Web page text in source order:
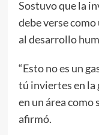
Sostuvo que la
debe verse
al desarrollo
“Esto no es un
tú inviertes en la
en un área como
afirmó.